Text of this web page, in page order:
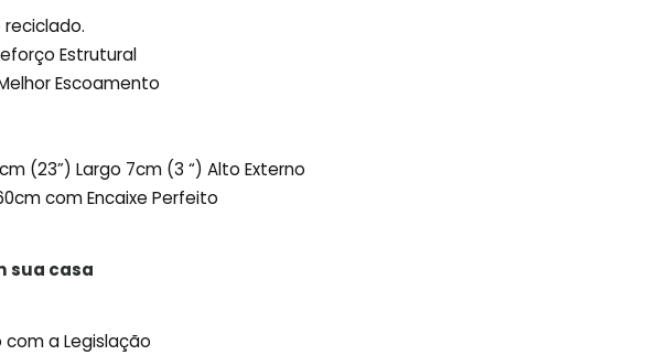
Estrutural
Escoamento
(23”) Largo 7cm (3 “) Alto Externo
com Encaixe Perfeito
sua casa
a Legislação